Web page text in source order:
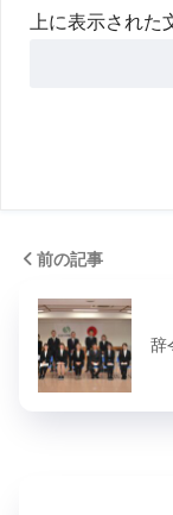
上に表示された
前の記事
辞